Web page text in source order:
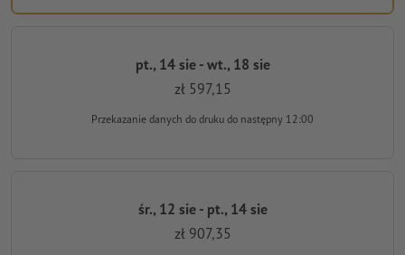
pt., 14 sie - wt., 18 sie
zł 597,15
Przekazanie danych do druku do następny 12:00
śr., 12 sie - pt., 14 sie
zł 907,35